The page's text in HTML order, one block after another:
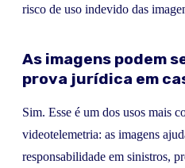
risco de uso indevido das
As imagens podem
prova jurídica em
Sim. Esse é um dos usos mais
videotelemetria: as imagens
responsabilidade em sinistros,